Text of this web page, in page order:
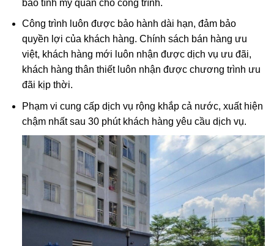
bảo tính mỹ quan cho công trình.
Công trình luôn được bảo hành dài hạn, đảm bảo
quyền lợi của khách hàng. Chính sách bán hàng ưu
việt, khách hàng mới luôn nhận được dịch vụ ưu đãi,
khách hàng thân thiết luôn nhận được chương trình ưu
đãi kịp thời.
Phạm vi cung cấp dịch vụ rộng khắp cả nước, xuất hiện
chậm nhất sau 30 phút khách hàng yêu cầu dịch vụ.